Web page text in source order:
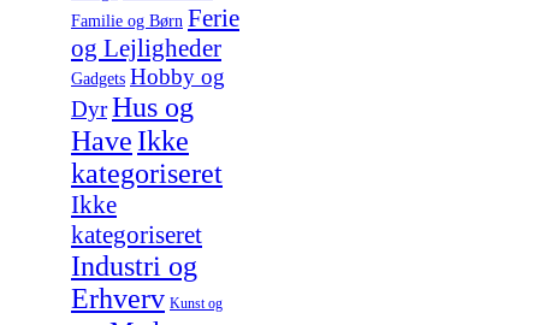
Familie og Børn Ferie
og Lejligheder
Gadgets Hobby og
DyrHus og
Have Ikke
kategoriseret
Ikke
kategoriseret
Industri og
Erhverv Kunst og